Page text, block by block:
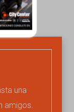
una
amigos.